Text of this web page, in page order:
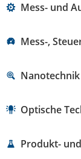
Mess- und
Mess-,
Nanotechnik
Optische
Produkt-